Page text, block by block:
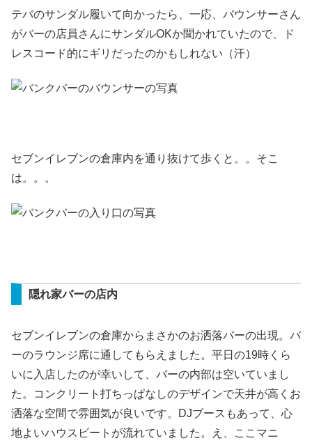
テバのサンダル履いて向かったら、一応、バウンサーさん
がバーの店員さんにサンダルOKか聞かれていたので、ド
レスコード的にギリだったのかもしれない（汗）
セブンイレブンの倉庫内を通り抜けて歩くと。。そこ
は。。。
隠れ家バーの店内
セブンイレブンの倉庫からまさかのお洒落バーの出現。バ
ーのラウンジ席に通してもらえました。平日の19時くら
いに入店したのが幸いして、バーの内部は空いていまし
た。コンクリート打ちっぱなしのデザインで天井が高くお
洒落な空間で雰囲気が良いです。DJブースもあって、心
地よいハウスビートが流れていました。え、ここマニ